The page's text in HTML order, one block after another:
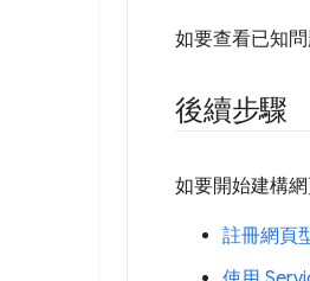
如要查看已知
後續步驟
如要開始建構
註冊網頁